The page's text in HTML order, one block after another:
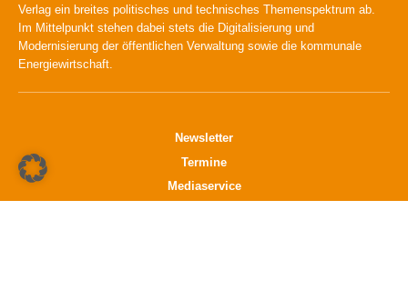
Verlag ein breites politisches und technisches Themenspektrum ab.
Im Mittelpunkt stehen dabei stets die Digitalisierung und
Modernisierung der öffentlichen Verwaltung sowie die kommunale
Energiewirtschaft.
Newsletter
Termine
Mediaservice